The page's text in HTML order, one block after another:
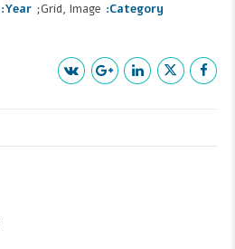
Category
Grid, Image
Year